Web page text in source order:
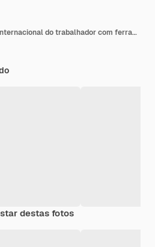
Vista superior do dia internacional do trabalhador com ferramentas de engenharia
destas fotos